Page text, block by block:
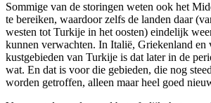
Sommige van de storingen weten ook het
te bereiken, waardoor zelfs de landen daar
westen tot Turkije in het oosten) eindelijk
kunnen verwachten. In Italië, Griekenland en
kustgebieden van Turkije is dat later in de
wat. En dat is voor die gebieden, die nog
worden getroffen, alleen maar heel goed